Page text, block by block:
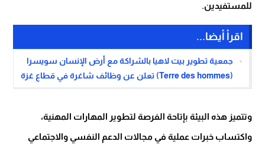
للمستفيدين.
اقرأ أيضا...
جمعية تطوير بيت لاهيا بالشراكة مع أرض الإنسان سويسرا
(Terre des hommes) تعلن عن وظائف شاغرة في قطاع غزة
وتتميز هذه البيئة بإتاحة الفرصة لتطوير المهارات المهنية،
واكتساب خبرات عملية في مجالات الدعم النفسي والاجتماعي